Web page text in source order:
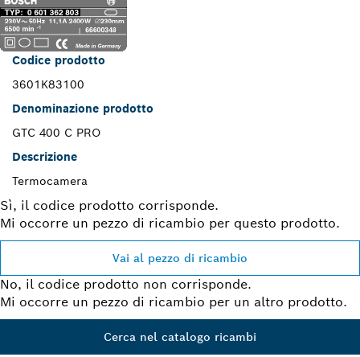
Codice prodotto
3601K83100
Denominazione prodotto
GTC 400 C PRO
Descrizione
Termocamera
Sì, il codice prodotto corrisponde.
Mi occorre un pezzo di ricambio per questo prodotto.
Vai al pezzo di ricambio
No, il codice prodotto non corrisponde.
Mi occorre un pezzo di ricambio per un altro prodotto.
Cerca nel catalogo ricambi